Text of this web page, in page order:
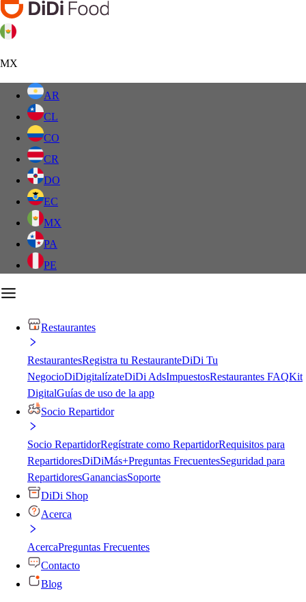
MX
AR
CL
CO
CR
DO
EC
MX
PA
PE
Restaurantes
RestaurantesRegistra tu RestauranteDiDi Tu
NegocioDiDigitalízateDiDi AdsImpuestosRestaurantes FAQKit
DigitalGuías de uso de la app
Socio Repartidor
Socio RepartidorRegístrate como RepartidorRequisitos para
RepartidoresDiDiMás+Preguntas FrecuentesSeguridad para
RepartidoresGananciasSoporte
DiDi Shop
Acerca
AcercaPreguntas Frecuentes
Contacto
Blog